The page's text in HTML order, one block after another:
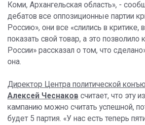
Коми, Архангельская область», -
дебатов все оппозиционные партии
Россию», они все «слились в критике,
показать свой товар, а это позволило
России» рассказал о том, что
она.
Директор Центра политической
Алексей Чеснаков считает, что эту
кампанию можно считать успешной,
будет 5 партия. «У нас есть теперь